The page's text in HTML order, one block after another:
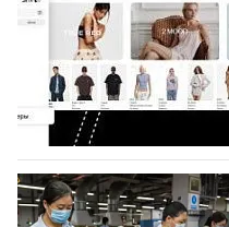
На платформе
условия